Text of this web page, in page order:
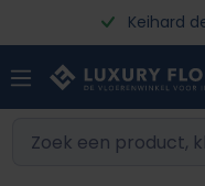
Ga naar de Keihard